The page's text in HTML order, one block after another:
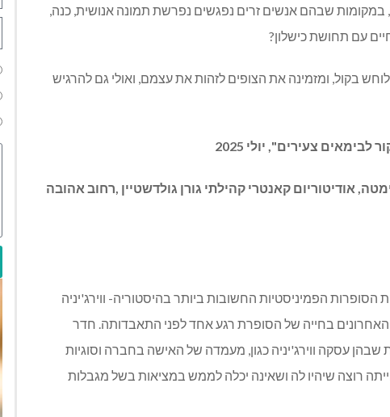
במקומות שבהם אנשים זרים נפגשים נפרשת תמונה אנושית, כנה,
עם תחושת כישלון?
בקול, ומזמינה את הצופים לזהות את עצמם, ואולי גם להרגיש
צעירים", יולי 2025
12:30, תיאטרון הסימטה, אודיטוריום קאנטרי קהילתי גורן גולדשטיין ,רחוב אהובה
הפמיניסטיות החשובות ביותר בהיסטוריה- ווירג'יניה
בחייה של הסופרת רגע אחד לפני התאבדותה. חדר
עסקה ווירג'יניה כגון, מעמדה של האישה בחברה וסוגיות
רוצה שיהיו לה ושאינה יכלה לממש במציאות בשל מגבלות